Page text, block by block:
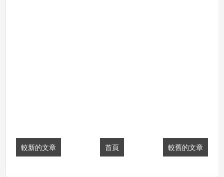
較新的文章 較舊的文章
首頁